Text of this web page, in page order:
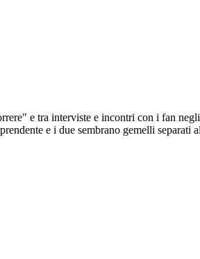
e tra interviste e incontri con i fan
e i due sembrano gemelli